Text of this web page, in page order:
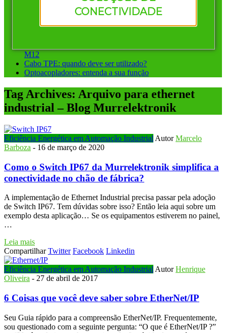
CONECTIVIDADE
Vantagens de investir em conectores pré-montados da
Instalação ponto a ponto ou sistemas de barramento: qual
M12
Cabo TPE: quando deve ser utilizado?
Optoacopladores: entenda a sua função
Tag Archives: Arquivo para ethernet
industrial – Blog Murrelektronik
Eficiência Energética em Automação Industrial AutorMarcelo
Barboza - 16 de março de 2020
Como o Switch IP67 da Murrelektronik simplifica a
conectividade no chão de fábrica?
A implementação de Ethernet Industrial precisa passar pela adoção
de Switch IP67. Tem dúvidas sobre isso? Então leia aqui sobre um
exemplo desta aplicação… Se os equipamentos estiverem no painel,
…
Leia mais
Compartilhar Twitter Facebook Linkedin
Eficiência Energética em Automação Industrial AutorHenrique
Oliveira - 27 de abril de 2017
6 Coisas que você deve saber sobre EtherNet/IP
Seu Guia rápido para a compreensão EtherNet/IP. Frequentemente,
sou questionado com a seguinte pergunta: “O que é EtherNet/IP ?”